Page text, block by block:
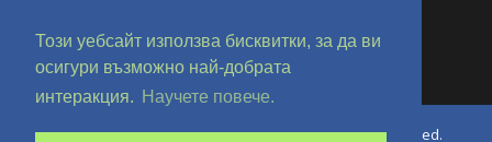
Този уебсайт използва бисквитки, за да ви
осигури възможно най-добрата
интеракция.
Научете повече.
Copyright © 2018-2024 ViaPontika.com. All Rights Reserved.